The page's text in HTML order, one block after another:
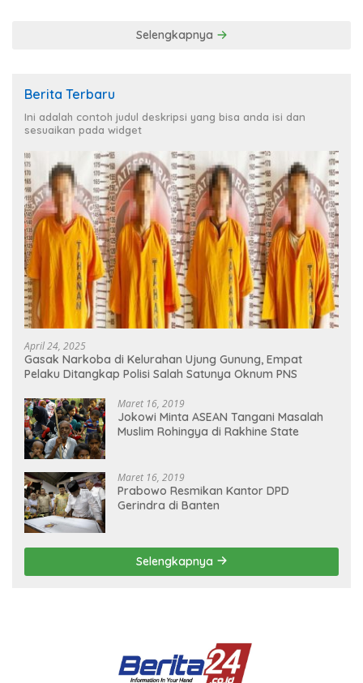
Selengkapnya
Berita Terbaru
Ini adalah contoh judul deskripsi yang bisa anda isi dan
sesuaikan pada widget
April 24, 2025
Gasak Narkoba di Kelurahan Ujung Gunung, Empat
Pelaku Ditangkap Polisi Salah Satunya Oknum PNS
Maret 16, 2019
Jokowi Minta ASEAN Tangani Masalah
Muslim Rohingya di Rakhine State
Maret 16, 2019
Prabowo Resmikan Kantor DPD
Gerindra di Banten
Selengkapnya